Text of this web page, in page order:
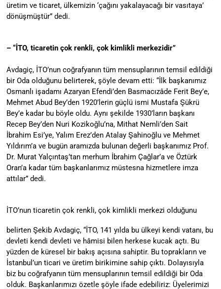
üretim ve ticaret, ülkemizin ‘çağını yakalayacağı bir vasıtaya’
dönüşmüştür” dedi.
– “İTO, ticaretin çok renkli, çok kimlikli merkezidir”
Avdagiç, İTO’nun coğrafyanın tüm mensuplarının temsil edildiği
bir Oda olduğunu belirterek, şöyle devam etti: “İlk başkanımız
Osmanlı işadamı Azaryan Efendi’den Basmacızâde Ferit Bey’e,
Mehmet Abud Bey’den 1920’lerin güçlü ismi Mustafa Şükrü
Bey’e kadar bu böyle oldu. Aynı şekilde 1930’ların başkanı
Recep Bey’den Nuri Kozikoğlu’na, Mithat Nemli’den Sait
İbrahim Esi’ye, Yalım Erez’den Atalay Şahinoğlu ve Mehmet
Yıldırım’a ve bugün aramızda bulunan değerli başkanımız Prof.
Dr. Murat Yalçıntaş’tan merhum İbrahim Çağlar’a ve Öztürk
Oran’a kadar tüm başkanlarımız müstesna hizmetlere imza
attılar” dedi.
İTO’nun ticaretin çok renkli, çok kimlikli merkezi olduğunu
belirten Şekib Avdagiç, “İTO, 141 yılda bu ülkeyi kendi vatanı, bu
devleti kendi devleti ve hâmisi bilen herkese kucak açtı. Bu
yüzden de küresel bir bakış açısına sahiptir. Bu toprakların ve
İstanbul’un ticari ve üretim birikimine sahip çıktı. Dolayısıyla
biz bu coğrafyanın tüm mensuplarının temsil edildiği bir Oda
olduk. Başkanlarımızı özetle şöyle ifade edebiliriz: Üyelerimizi